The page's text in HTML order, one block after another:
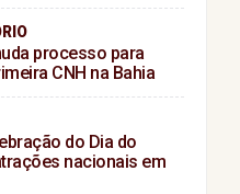
processo para
CNH na Bahia
do Dia do
nacionais em